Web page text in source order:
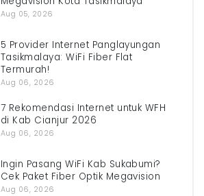
Aug 05, 2026
5 Provider Internet Panglayungan
Tasikmalaya: WiFi Fiber Flat
Termurah!
Aug 06, 2026
7 Rekomendasi Internet untuk WFH
di Kab Cianjur 2026
Aug 06, 2026
Ingin Pasang WiFi Kab Sukabumi?
Cek Paket Fiber Optik Megavision
Aug 06, 2026